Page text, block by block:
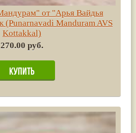
от "Арья Вайдья
(Punarnavadi Мanduram AVS
Kottakkal)
270.00 руб.